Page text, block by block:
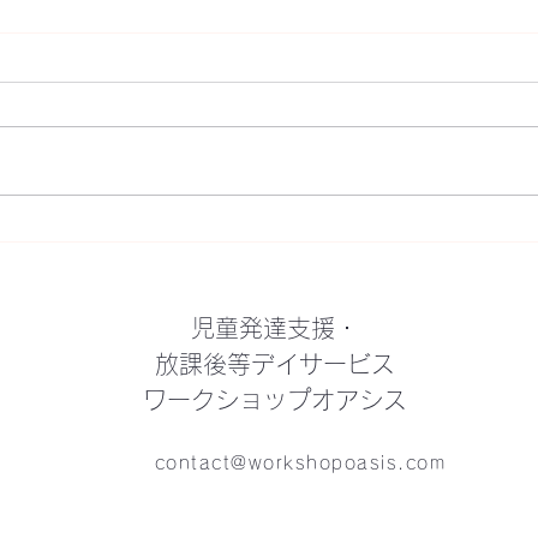
児童発達支援・
放課後等デイサービス
ワークショップオアシス
contact@workshopoasis.com